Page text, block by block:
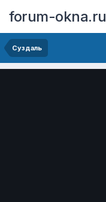
forum-okna.ru
Суздаль